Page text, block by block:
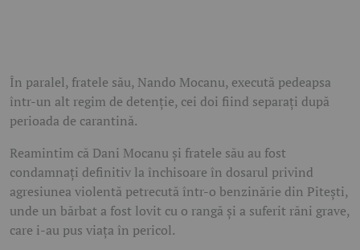
În paralel, fratele său, Nando Mocanu, execută pedeapsa
într-un alt regim de detenție, cei doi fiind separați după
perioada de carantină.
Reamintim că Dani Mocanu și fratele său au fost
condamnați definitiv la închisoare în dosarul privind
agresiunea violentă petrecută într-o benzinărie din Pitești,
unde un bărbat a fost lovit cu o rangă și a suferit răni grave,
care i-au pus viața în pericol.